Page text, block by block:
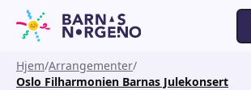
Hjem Arrangementer
Oslo Filharmonien Barnas Julekonsert